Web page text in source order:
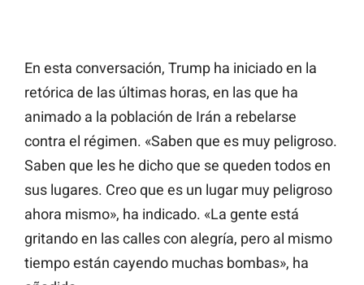
En esta conversación, Trump ha iniciado en la
retórica de las últimas horas, en las que ha
animado a la población de Irán a rebelarse
contra el régimen. «Saben que es muy peligroso.
Saben que les he dicho que se queden todos en
sus lugares. Creo que es un lugar muy peligroso
ahora mismo», ha indicado. «La gente está
gritando en las calles con alegría, pero al mismo
tiempo están cayendo muchas bombas», ha